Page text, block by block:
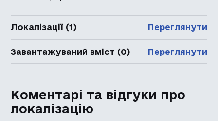
Локалізації (1) Переглянути
Завантажуваний вміст (0) Переглянути
Коментарі та відгуки про
локалізацію